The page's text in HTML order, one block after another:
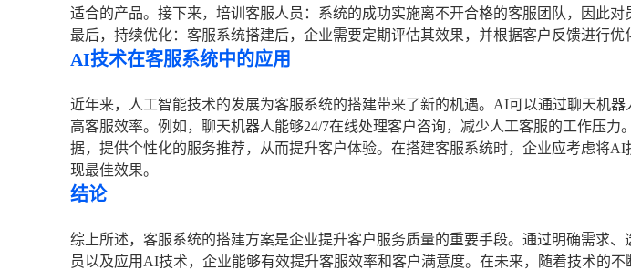
适合的产品。接下来，培训客服人员：系统的成功实施离不开合格的客服团队，因此对
最后，持续优化：客服系统搭建后，企业需要定期评估其效果，并根据客户反馈进行优
AI技术在客服系统中的应用
近年来，人工智能技术的发展为客服系统的搭建带来了新的机遇。AI可以通过聊天机器
高客服效率。例如，聊天机器人能够24/7在线处理客户咨询，减少人工客服的工作压力
据，提供个性化的服务推荐，从而提升客户体验。在搭建客服系统时，企业应考虑将
现最佳效果。
结论
综上所述，客服系统的搭建方案是企业提升客户服务质量的重要手段。通过明确需求、
员以及应用AI技术，企业能够有效提升客服效率和客户满意度。在未来，随着技术的